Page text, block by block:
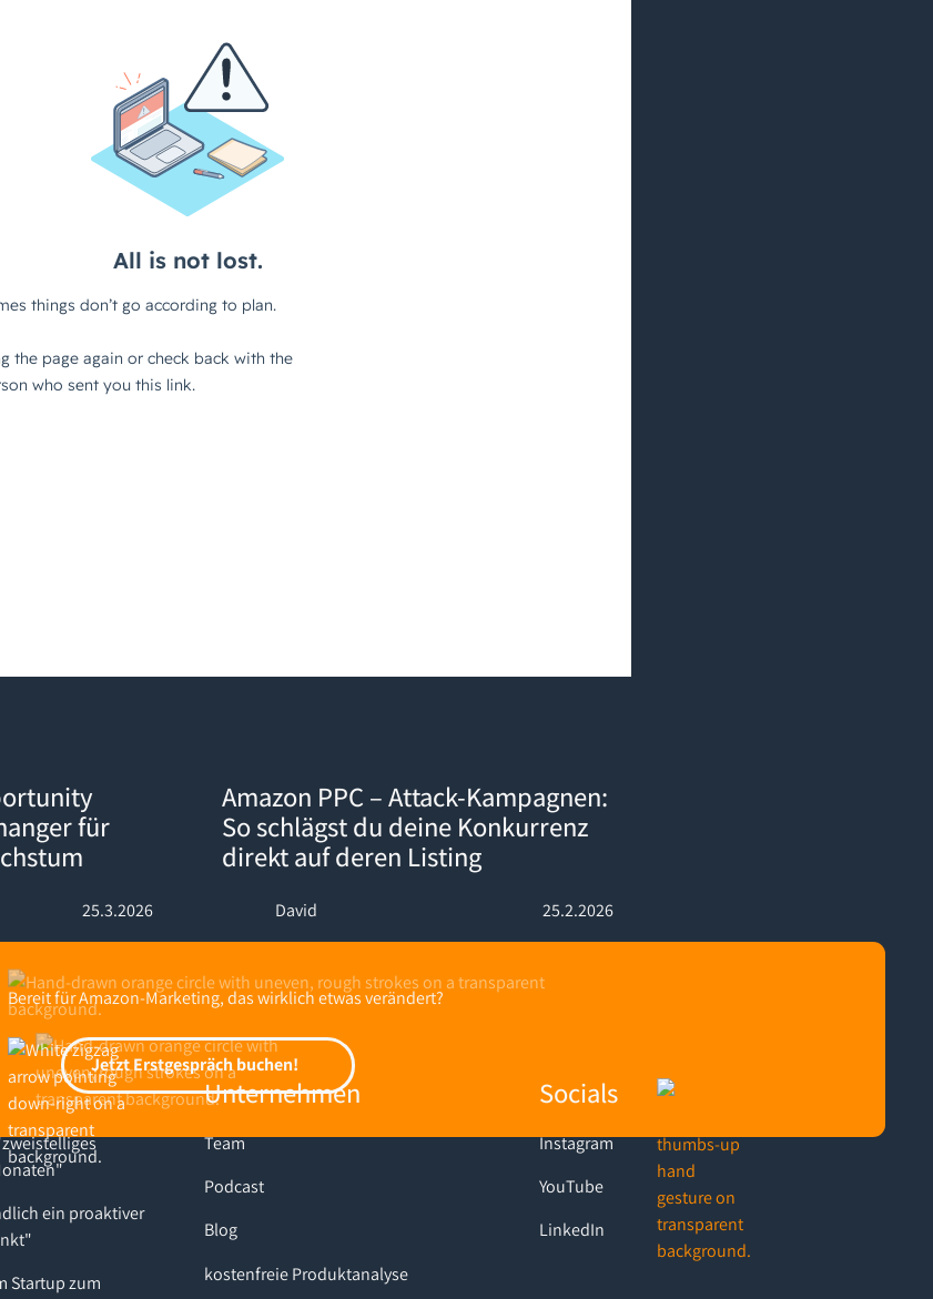
für
25.3.2026
Amazon PPC – Attack-Kampagnen:
So schlägst du deine Konkurrenz
direkt auf deren Listing
David 25.2.2026
Bereit für Amazon-Marketing, das wirklich etwas verändert?
Jetzt Erstgespräch buchen!
Jetzt Erstgespräch buchen!
ein proaktiver
Startup zum
Unternehmen
Team
Podcast
Blog
kostenfreie Produktanalyse
Socials
Instagram
YouTube
LinkedIn